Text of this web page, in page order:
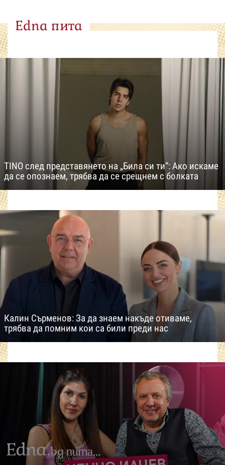
Edna пита
TINO след представянето на „Била си ти“: Ако искаме
да се опознаем, трябва да се срещнем с болката
Калин Сърменов: За да знаем накъде отиваме,
трябва да помним кои са били преди нас